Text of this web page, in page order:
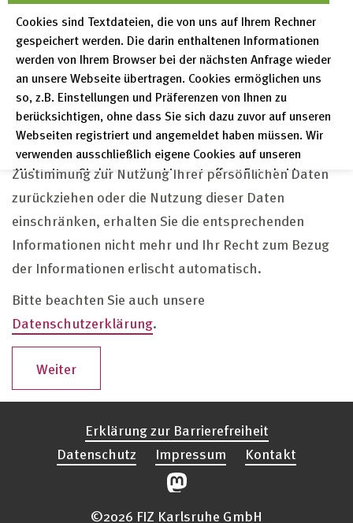
Cookies sind Textdateien, die von uns auf Ihrem Rechner
gespeichert werden. Die darin enthaltenen Informationen
werden von Ihrem Browser bei der nächsten Anfrage wieder
an unsere Webseite übertragen. Cookies ermöglichen uns
so, z.B. Einstellungen und Präferenzen von Ihnen zu
berücksichtigen, ohne dass Sie sich dazu zuvor auf unseren
Webseiten registriert und angemeldet haben müssen. Wir
verwenden ausschließlich eigene Cookies auf unseren
Webseiten. Sie können Ihre hier getroffene Entscheidung
unter "Einstellungen" jederzeit ändern und somit auch eine
erteilte Einwilligung für die Zukunft widerrufen.
Datenschutzerklärung
Impressum
Wenn Sie bereits angemeldet sind und sich
abmelden möchten,klicken Sie hier.
Wenn Sie sich abmelden oder anderweitig Ihre
Zustimmung zur Nutzung Ihrer persönlichen Daten
zurückziehen oder die Nutzung dieser Daten
einschränken, erhalten Sie die entsprechenden
Informationen nicht mehr und Ihr Recht zum Bezug
der Informationen erlischt automatisch.
Bitte beachten Sie auch unsere
Datenschutzerklärung.
Weiter
Erklärung zur Barrierefreiheit
Datenschutz
Impressum Kontakt
©2026 FIZ Karlsruhe GmbH